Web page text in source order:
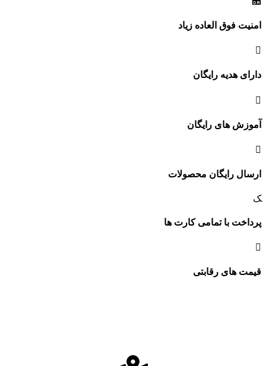
امنیت فوق العاده زیاد
دارای هدیه رایگان
آموزش های رایگان
ارسال رایگان محصولات
پرداخت با تمامی کارت ها
قیمت های رقابتی